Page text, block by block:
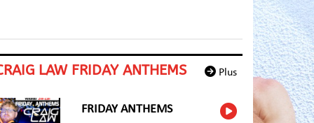
Plus
LAW FRIDAY ANTHEMS
FRIDAY ANTHEMS